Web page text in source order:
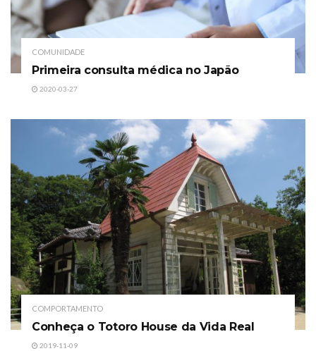
COMUNIDADE
Primeira consulta médica no Japão
2020-03-27
COMPORTAMENTO
Conheça o Totoro House da Vida Real
2019-11-09